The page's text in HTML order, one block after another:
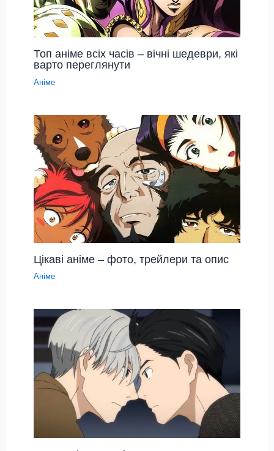
Топ аніме всіх часів – вічні шедеври, які
варто переглянути
Аніме
Цікаві аніме – фото, трейлери та опис
Аніме